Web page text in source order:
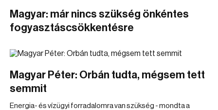
Magyar: már nincs szükség önkéntes
fogyasztáscsökkentésre
Magyar Péter: Orbán tudta, mégsem tett
semmit
Energia- és vízügyi forradalomra van szükség - mondta a